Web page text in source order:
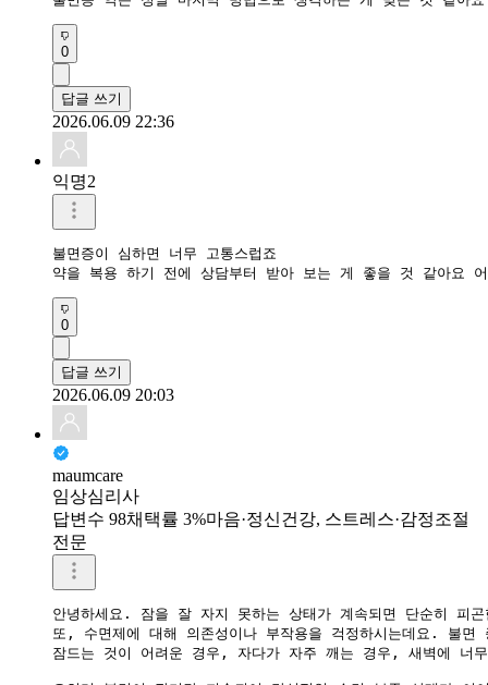
0
답글 쓰기
2026.06.09 22:36
익명2
불면증이 심하면 너무 고통스럽죠
약을 복용 하기 전에 상담부터 받아 보는 게 좋을 것 같아요
0
답글 쓰기
2026.06.09 20:03
maumcare
임상심리사
답변수 98채택률 3%마음·정신건강, 스트레스·감정조절
전문
안녕하세요. 잠을 잘 자지 못하는 상태가 계속되면 단순히 피
또, 수면제에 대해 의존성이나 부작용을 걱정하시는데요. 불
잠드는 것이 어려운 경우, 자다가 자주 깨는 경우, 새벽에 너